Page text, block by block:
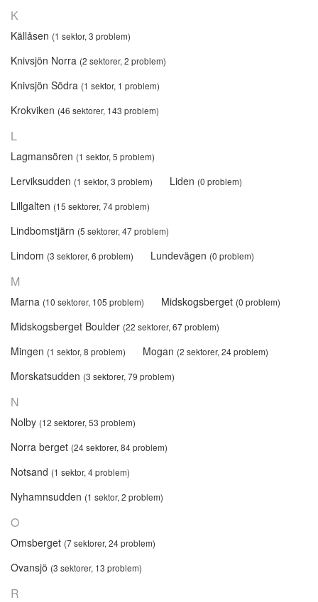
K
Källåsen (1 sektor, 3 problem)
Knivsjön Norra (2 sektorer, 2 problem)
Knivsjön Södra (1 sektor, 1 problem)
Krokviken (46 sektorer, 143 problem)
L
Lagmansören (1 sektor, 5 problem)
Lerviksudden (1 sektor, 3 problem) Liden (0 problem)
Lillgalten (15 sektorer, 74 problem)
Lindbomstjärn (5 sektorer, 47 problem)
Lindom (3 sektorer, 6 problem) Lundevägen (0 problem)
M
Marna (10 sektorer, 105 problem) Midskogsberget (0 problem)
Midskogsberget Boulder (22 sektorer, 67 problem)
Mingen (1 sektor, 8 problem) Mogan (2 sektorer, 24 problem)
Morskatsudden (3 sektorer, 79 problem)
N
Nolby (12 sektorer, 53 problem)
Norra berget (24 sektorer, 84 problem)
Notsand (1 sektor, 4 problem)
Nyhamnsudden (1 sektor, 2 problem)
O
Omsberget (7 sektorer, 24 problem)
Ovansjö (3 sektorer, 13 problem)
R